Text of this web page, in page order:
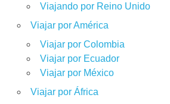
Viajando por Reino Unido
Viajar por América
Viajar por Colombia
Viajar por Ecuador
Viajar por México
Viajar por África